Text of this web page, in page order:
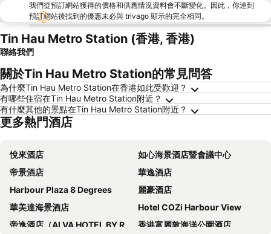
我們從預訂網站獲得的價格和供應情況資料會不斷變化。因此，你連到
預訂網站後找到的優惠未必與 trivago 顯示的完全相同。
Tin Hau Metro Station (香港, 香港)
聯絡我們
關於Tin Hau Metro Station的常見問答
為什麼Tin Hau Metro Station在香港如此受歡迎？
有哪些住宿在Tin Hau Metro Station附近？
有什麼其他的景點在Tin Hau Metro Station附近？
更多熱門酒店
悅來酒店
如心海景酒店暨會議中心
帝景酒店
華逸酒店
Harbour Plaza 8 Degrees
麗豪酒店
華美達海景酒店
Hotel COZi Harbour View
帝逸酒店（ALVA HOTEL BY ROYAL）
香港富麗敦海洋公園酒店